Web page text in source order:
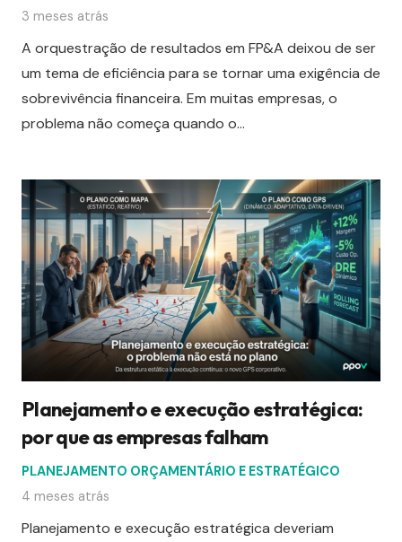
3 meses atrás
A orquestração de resultados em FP&A deixou de ser
um tema de eficiência para se tornar uma exigência de
sobrevivência financeira. Em muitas empresas, o
problema não começa quando o…
Planejamento e execução estratégica:
por que as empresas falham
PLANEJAMENTO ORÇAMENTÁRIO E ESTRATÉGICO
4 meses atrás
Planejamento e execução estratégica deveriam